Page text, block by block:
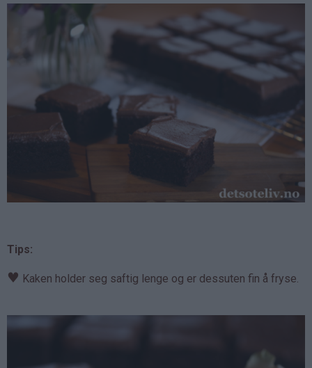
Tips:
♥ Kaken holder seg saftig lenge og er dessuten fin å fryse.